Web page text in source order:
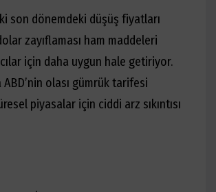
son dönemdeki düşüş fiyatları
zayıflaması ham maddeleri
için daha uygun hale getiriyor.
ABD’nin olası gümrük tarifesi
piyasalar için ciddi arz sıkıntısı